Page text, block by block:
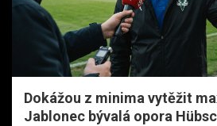
Dokážou z minima vytěžit
Jablonec bývalá opora